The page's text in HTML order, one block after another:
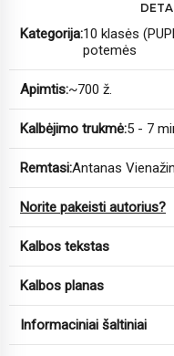
Kategorija:10 klasės
potemės
Apimtis:~700 ž.
Kalbėjimo trukmė:5 - 7
Remtasi:Antanas
Norite pakeisti autorius?
Kalbos tekstas
Kalbos planas
Informaciniai šaltiniai